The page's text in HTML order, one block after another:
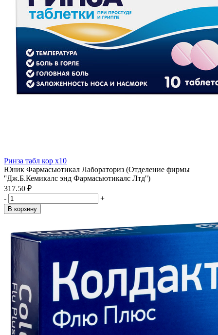
Ринза табл кор x10
Юник Фармасьютикал Лабораториз (Отделение фирмы
''Дж.Б.Кемикалс энд Фармасьютикалс Лтд'')
317.50 ₽
-
+
В корзину